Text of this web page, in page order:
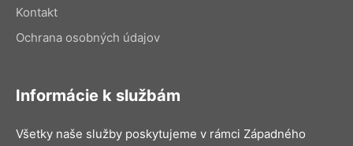
Kontakt
Ochrana osobných údajov
Informácie k službám
Všetky naše služby poskytujeme v rámci Západného